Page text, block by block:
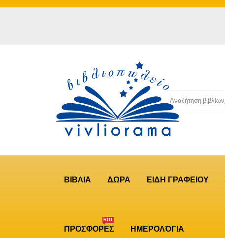
ΒΙΒΛΙΑ ΔΩΡΑ ΕΙΔΗ ΓΡΑΦΕΙΟΥ
ΠΡΟΣΦΟΡΕΣ
ΗΟΤ
ΗΜΕΡΟΛΌΓΙΑ